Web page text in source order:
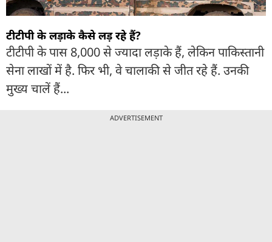
टीटीपी के लड़ाके कैसे लड़ रहे हैं?
टीटीपी के पास 8,000 से ज्यादा लड़ाके हैं, लेकिन पाकिस्तानी
सेना लाखों में है. फिर भी, वे चालाकी से जीत रहे हैं. उनकी
मुख्य चालें हैं...
ADVERTISEMENT